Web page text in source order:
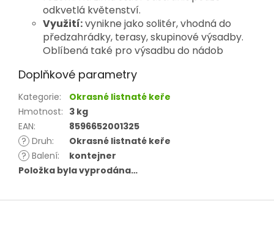
odkvetlá květenství.
Využití:vynikne jako solitér, vhodná do
předzahrádky, terasy, skupinové výsadby.
Oblíbená také pro výsadbu do nádob
Doplňkové parametry
Kategorie:
Okrasné listnaté keře
Hmotnost: 3 kg
EAN:
8596652001325
? Druh:
Okrasné listnaté keře
? Balení:
kontejner
Položka byla vyprodána…
Z